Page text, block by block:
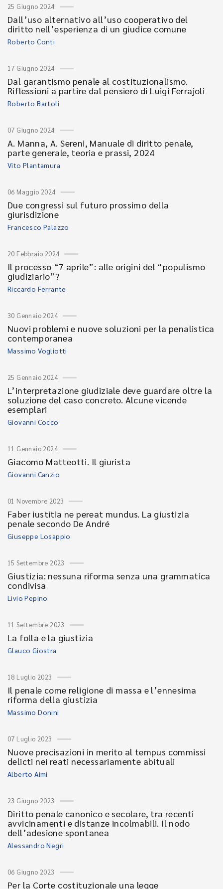
25 Giugno 2024
Dall’uso alternativo all’uso cooperativo del
diritto nell’esperienza di un giudice comune
Roberto Conti
17 Giugno 2024
Dal garantismo penale al costituzionalismo.
Riflessioni a partire dal pensiero di Luigi Ferrajoli
Roberto Bartoli
07 Giugno 2024
A. Manna, A. Sereni, Manuale di diritto penale,
parte generale, teoria e prassi, 2024
Vito Plantamura
06 Maggio 2024
Due congressi sul futuro prossimo della
giurisdizione
Francesco Palazzo
20 Febbraio 2024
Il processo “7 aprile”: alle origini del “populismo
giudiziario”?
Riccardo Ferrante
30 Gennaio 2024
Nuovi problemi e nuove soluzioni per la penalistica
contemporanea
Massimo Vogliotti
25 Gennaio 2024
L’interpretazione giudiziale deve guardare oltre la
soluzione del caso concreto. Alcune vicende
esemplari
Giovanni Cocco
11 Gennaio 2024
Giacomo Matteotti. Il giurista
Giovanni Canzio
01 Novembre 2023
Faber iustitia ne pereat mundus. La giustizia
penale secondo De André
Giuseppe Losappio
15 Settembre 2023
Giustizia: nessuna riforma senza una grammatica
condivisa
Livio Pepino
11 Settembre 2023
La folla e la giustizia
Glauco Giostra
18 Luglio 2023
Il penale come religione di massa e l’ennesima
riforma della giustizia
Massimo Donini
07 Luglio 2023
Nuove precisazioni in merito al tempus commissi
delicti nei reati necessariamente abituali
Alberto Aimi
23 Giugno 2023
Diritto penale canonico e secolare, tra recenti
avvicinamenti e distanze incolmabili. Il nodo
dell’adesione spontanea
Alessandro Negri
06 Giugno 2023
Per la Corte costituzionale una legge